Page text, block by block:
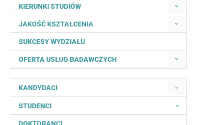
KIERUNKI STUDIÓW
JAKOŚĆ KSZTAŁCENIA
SUKCESY WYDZIAŁU
OFERTA USŁUG BADAWCZYCH
KANDYDACI
STUDENCI